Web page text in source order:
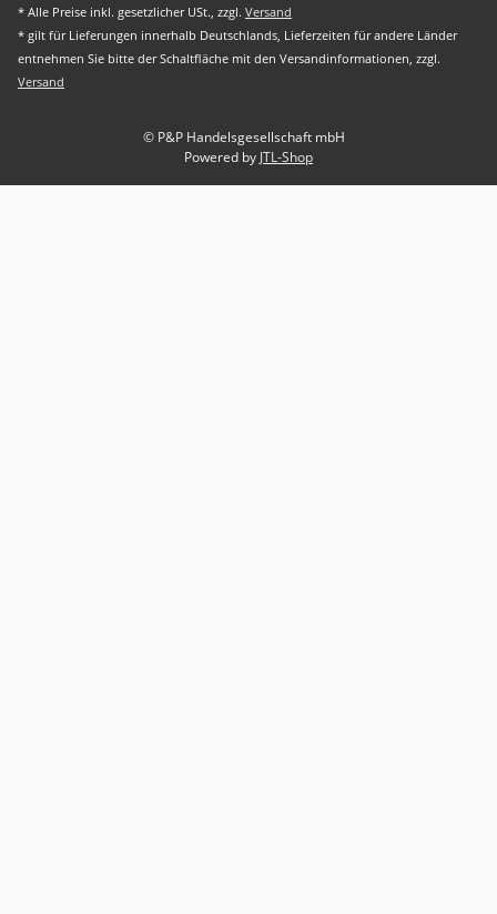
* Alle Preise inkl. gesetzlicher USt., zzgl. Versand
* gilt für Lieferungen innerhalb Deutschlands, Lieferzeiten für andere Länder
entnehmen Sie bitte der Schaltfläche mit den Versandinformationen, zzgl.
Versand
© P&P Handelsgesellschaft mbH
Powered by JTL-Shop